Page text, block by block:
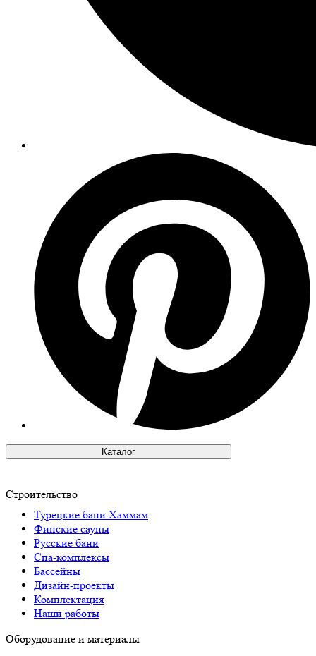
Каталог
Строительство
Турецкие бани Хаммам
Финские сауны
Русские бани
Спа-комплексы
Бассейны
Дизайн-проекты
Комплектация
Наши работы
Оборудование и материалы